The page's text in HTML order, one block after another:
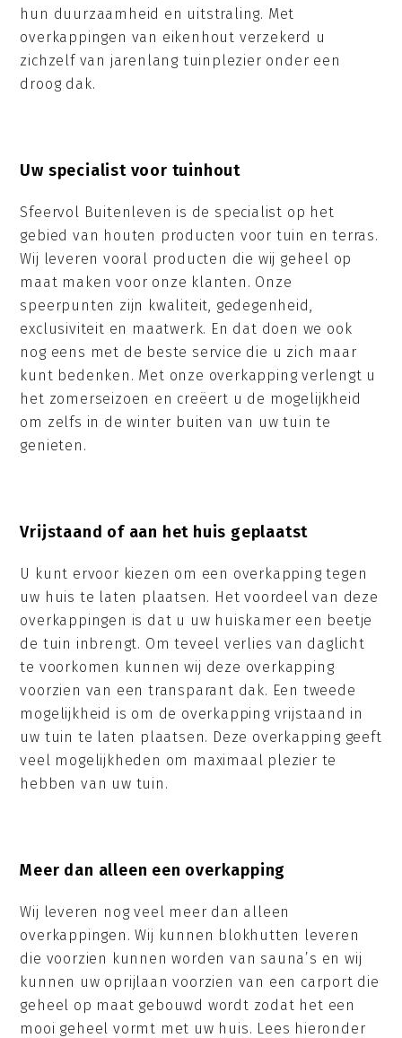
hun duurzaamheid en uitstraling. Met
overkappingen van eikenhout verzekerd u
zichzelf van jarenlang tuinplezier onder een
droog dak.
Uw specialist voor tuinhout
Sfeervol Buitenleven is de specialist op het
gebied van houten producten voor tuin en terras.
Wij leveren vooral producten die wij geheel op
maat maken voor onze klanten. Onze
speerpunten zijn kwaliteit, gedegenheid,
exclusiviteit en maatwerk. En dat doen we ook
nog eens met de beste service die u zich maar
kunt bedenken. Met onze overkapping verlengt u
het zomerseizoen en creëert u de mogelijkheid
om zelfs in de winter buiten van uw tuin te
genieten.
Vrijstaand of aan het huis geplaatst
U kunt ervoor kiezen om een overkapping tegen
uw huis te laten plaatsen. Het voordeel van deze
overkappingen is dat u uw huiskamer een beetje
de tuin inbrengt. Om teveel verlies van daglicht
te voorkomen kunnen wij deze overkapping
voorzien van een transparant dak. Een tweede
mogelijkheid is om de overkapping vrijstaand in
uw tuin te laten plaatsen. Deze overkapping geeft
veel mogelijkheden om maximaal plezier te
hebben van uw tuin.
Meer dan alleen een overkapping
Wij leveren nog veel meer dan alleen
overkappingen. Wij kunnen blokhutten leveren
die voorzien kunnen worden van sauna’s en wij
kunnen uw oprijlaan voorzien van een carport die
geheel op maat gebouwd wordt zodat het een
mooi geheel vormt met uw huis. Lees hieronder